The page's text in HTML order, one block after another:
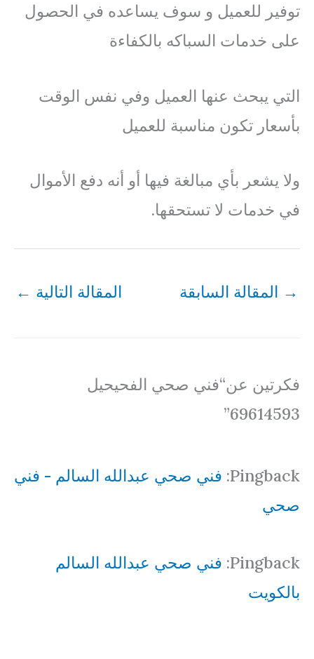
توفير للعميل و سوف يساعده في الحصول
على خدمات السباكه بالكفاءة
التي يبحث عنها العميل وفي نفس الوقت
بأسعار تكون مناسبة للعميل
ولا يشعر بأي مبالغة فيها أو أنه دفع الأموال
في خدمات لا تستحقها.
→ المقالة السابقة المقالة التالية ←
فكرتين عن“فني صحي الفحيحيل
69614593”
Pingback: فني صحي عبدالله السالم - فني
صحي
Pingback: فني صحي عبدالله السالم
بالكويت